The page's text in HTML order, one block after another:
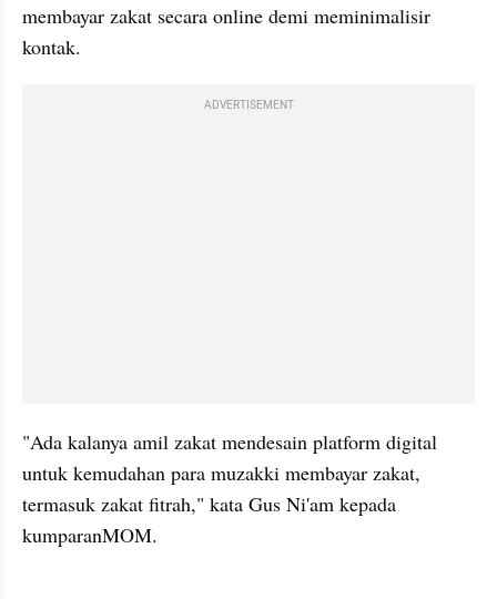
membayar zakat secara online demi meminimalisir
kontak.
ADVERTISEMENT
"Ada kalanya amil zakat mendesain platform digital
untuk kemudahan para muzakki membayar zakat,
termasuk zakat fitrah," kata Gus Ni'am kepada
kumparanMOM.